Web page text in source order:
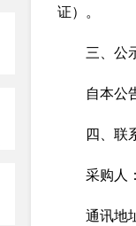
证）。
三、公
自本公
四、联
采购人
通讯地